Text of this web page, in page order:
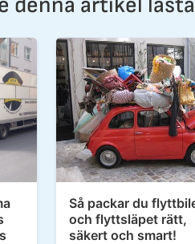
Så packar du
och flyttsläpet rätt,
säkert och smart!